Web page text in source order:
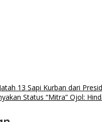
13 Sapi Kurban dari
Status “Mitra” Ojol: